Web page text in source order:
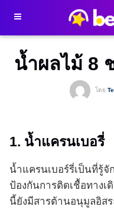
น้ำผลไม้ 8
โดย
1. น้ำแครนเบอรี่
น้ำแครนเบอร์รี่เป็นที่รู้
ป้องกันการติดเชื้อทาง
นี้ยังมีสารต้านอนุมูลอิสร